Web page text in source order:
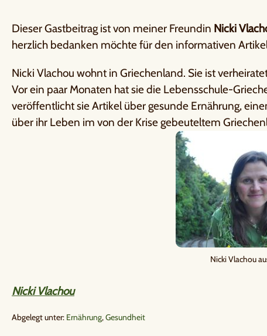
Dieser Gastbeitrag ist von meiner Freundin Nicki
herzlich bedanken möchte für den informativen
Nicki Vlachou wohnt in Griechenland. Sie ist
Vor ein paar Monaten hat sie die Lebensschule-
veröffentlicht sie Artikel über gesunde Ernährung,
über ihr Leben im von der Krise gebeuteltem
Nicki Vlachou
Nicki Vlachou
Abgelegt unter: Ernährung,Gesundheit